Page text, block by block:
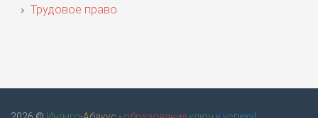
Трудовое право